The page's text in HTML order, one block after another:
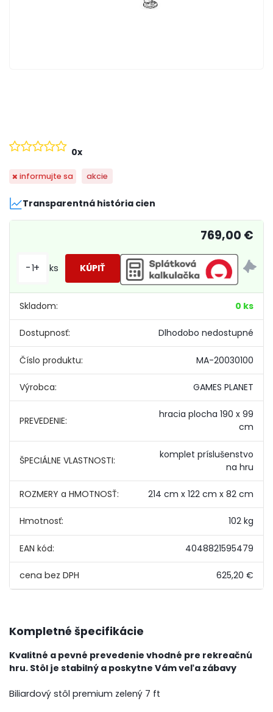
informujte sa akcie
0x
Transparentná história cien
Skladom: 0 ks
Dostupnosť: Dlhodobo nedostupné
Číslo produktu: MA-20030100
Výrobca: GAMES PLANET
PREVEDENIE:
hracia plocha 190 x 99
cm
ŠPECIÁLNE VLASTNOSTI:
komplet príslušenstvo
na hru
ROZMERY a HMOTNOSŤ: 214 cm x 122 cm x 82 cm
Hmotnosť: 102 kg
EAN kód: 4048821595479
625,20 €
769,00 €
- + ks
Kompletné špecifikácie
Kvalitné a pevné prevedenie vhodné pre rekreačnú
hru. Stôl je stabilný a poskytne Vám veľa zábavy
Biliardový stôl premium zelený 7 ft